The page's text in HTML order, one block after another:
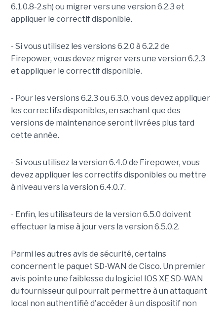
6.1.0.8-2.sh) ou migrer vers une version 6.2.3 et
appliquer le correctif disponible.
- Si vous utilisez les versions 6.2.0 à 6.2.2 de
Firepower, vous devez migrer vers une version 6.2.3
et appliquer le correctif disponible.
- Pour les versions 6.2.3 ou 6.3.0, vous devez appliquer
les correctifs disponibles, en sachant que des
versions de maintenance seront livrées plus tard
cette année.
- Si vous utilisez la version 6.4.0 de Firepower, vous
devez appliquer les correctifs disponibles ou mettre
à niveau vers la version 6.4.0.7.
- Enfin, les utilisateurs de la version 6.5.0 doivent
effectuer la mise à jour vers la version 6.5.0.2.
Parmi les autres avis de sécurité, certains
concernent le paquet SD-WAN de Cisco. Un premier
avis pointe une faiblesse du logiciel IOS XE SD-WAN
du fournisseur qui pourrait permettre à un attaquant
local non authentifié d'accéder à un dispositif non